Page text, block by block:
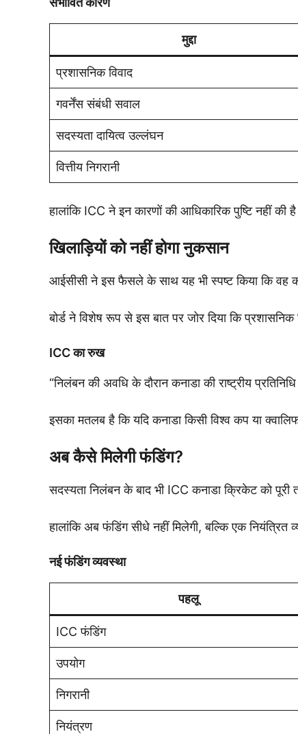
मुद्दा
प्रशासनिक विवाद
गवर्नेंस संबंधी सवाल
सदस्यता दायित्व उल्लंघन
वित्तीय निगरानी
हालांकि ICC ने इन कारणों की आधिकारिक पुष्टि नहीं की
खिलाड़ियों को नहीं होगा नुकसान
आईसीसी ने इस फैसले के साथ यह भी स्पष्ट किया कि वह
बोर्ड ने विशेष रूप से इस बात पर जोर दिया कि
ICC का रुख
“निलंबन की अवधि के दौरान कनाडा की राष्ट्रीय
इसका मतलब है कि यदि कनाडा किसी विश्व कप या
अब कैसे मिलेगी फंडिंग?
सदस्यता निलंबन के बाद भी ICC कनाडा क्रिकेट को पूरी
हालांकि अब फंडिंग सीधे नहीं मिलेगी, बल्कि एक नियंत्रित
नई फंडिंग व्यवस्था
पहलू
ICC फंडिंग
उपयोग
निगरानी
नियंत्रण